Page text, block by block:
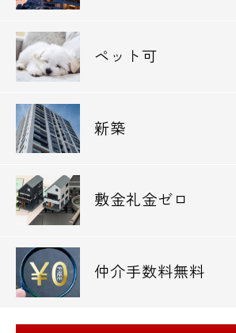
ペット可
新築
敷金礼金ゼロ
仲介手数料無料